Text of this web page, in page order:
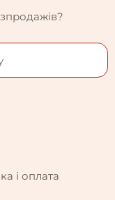
і оплата